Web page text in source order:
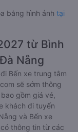
bằng hình ảnh tại
từ Bình
Nẵng
Bến xe trung tâm
sẽ sớm thông
gồm giá vé,
khách đi tuyến
và Bến xe
thông tin từ các